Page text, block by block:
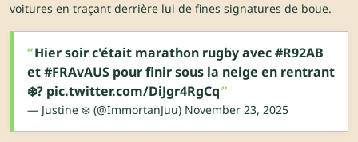
voitures en traçant derrière lui de fines signatures de boue.
Hier soir c'était marathon rugby avec#R92AB
et#FRAvAUS pour finir sous la neige en rentrant
❄️? pic.twitter.com/DiJgr4RgCq
— Justine ❄️ (@ImmortanJuu) November 23, 2025